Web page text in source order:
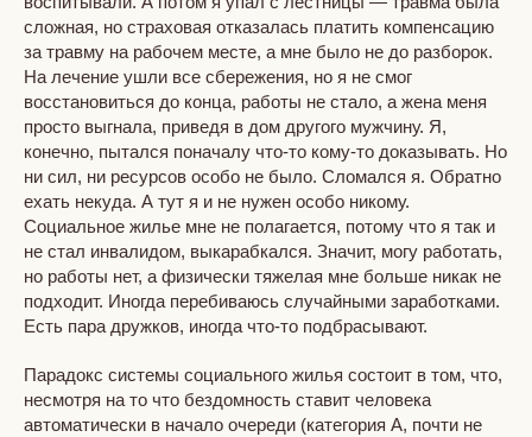
сложная, но страховая отказалась платить компенсацию
за травму на рабочем месте, а мне было не до разборок.
На лечение ушли все сбережения, но я не смог
восстановиться до конца, работы не стало, а жена меня
просто выгнала, приведя в дом другого мужчину. Я,
конечно, пытался поначалу что-то кому-то доказывать. Но
ни сил, ни ресурсов особо не было. Сломался я. Обратно
ехать некуда. А тут я и не нужен особо никому.
Социальное жилье мне не полагается, потому что я так и
не стал инвалидом, выкарабкался. Значит, могу работать,
но работы нет, а физически тяжелая мне больше никак не
подходит. Иногда перебиваюсь случайными заработками.
Есть пара дружков, иногда что-то подбрасывают.
Парадокс системы социального жилья состоит в том, что,
несмотря на то что бездомность ставит человека
автоматически в начало очереди (категория А, почти не